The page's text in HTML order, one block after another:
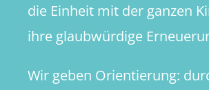
die Einheit mit der ganzen
ihre glaubwürdige
Wir geben Orientierung: